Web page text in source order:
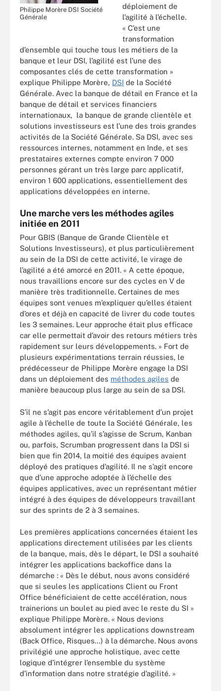
Philippe Morère DSI Société
Générale
déploiement de
l’agilité à l’échelle.
« C’est une
transformation
d’ensemble qui touche tous les métiers de la
banque et leur DSI, l’agilité est l’une des
composantes clés de cette transformation »
explique Philippe Morère, DSI de la Société
Générale. Avec la banque de détail en France et la
banque de détail et services financiers
internationaux, la banque de grande clientèle et
solutions investisseurs est l’une des trois grandes
activités de la Société Générale. Sa DSI, avec ses
ressources internes, notamment en Inde, et ses
prestataires externes compte environ 7 000
personnes gérant un très large parc applicatif,
environ 1 600 applications, essentiellement des
applications développées en interne.
Une marche vers les méthodes agiles
initiée en 2011
Pour GBIS (Banque de Grande Clientèle et
Solutions Investisseurs), et plus particulièrement
au sein de la DSI de cette activité, le virage de
l’agilité a été amorcé en 2011. « A cette époque,
nous travaillions encore sur des cycles en V de
manière très traditionnelle. Certaines de mes
équipes sont venues m’expliquer qu’elles étaient
d’ores et déjà en capacité de livrer du code toutes
les 3 semaines. Leur approche était plus efficace
car elle permettait d’avoir des retours métiers très
rapidement sur leurs développements. » Fort de
plusieurs expérimentations terrain réussies, le
prédécesseur de Philippe Morère engage la DSI
dans un déploiement des méthodes agiles de
manière beaucoup plus large au sein de sa DSI.
S’il ne s’agit pas encore véritablement d’un projet
agile à l’échelle de toute la Société Générale, les
méthodes agiles, qu’il s’agisse de Scrum, Kanban
ou, parfois, Scrumban progressent dans la DSI si
bien que fin 2014, la moitié des équipes avaient
déployé des pratiques d’agilité. Il ne s’agit encore
que d’une approche adoptée à l’échelle des
équipes applicatives, avec un représentant métier
intégré à des équipes de développeurs travaillant
sur des sprints de 2 à 3 semaines.
Les premières applications concernées étaient les
applications directement utilisées par les clients
de la banque, mais, dès le départ, le DSI a souhaité
intégrer les applications backoffice dans la
démarche : « Dès le début, nous avons considéré
que si seules les applications Client ou Front
Office bénéficiaient de cette accélération, nous
trainerions un boulet au pied avec le reste du SI »
explique Philippe Morère. « Nous devions
absolument intégrer les applications downstream
(Back Office, Risques…) à la démarche. Nous avons
privilégié une approche holistique, avec cette
logique d’intégrer l’ensemble du système
d’information dans notre stratégie d’agilité. »